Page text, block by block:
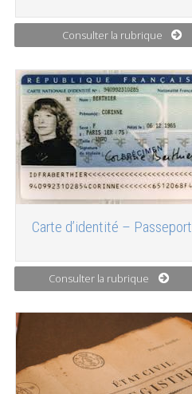
Consulter la rubrique
Carte d’identité – Passeport
Consulter la rubrique